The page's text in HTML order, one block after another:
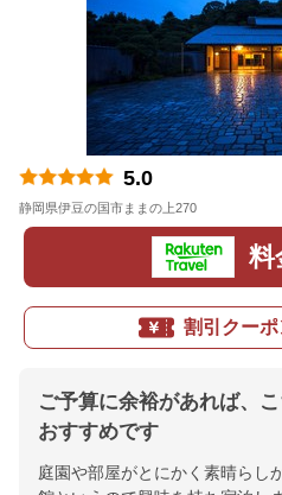
5.0
静岡県伊豆の国市ままの上270
料
割引クー
ご予算に余裕があれば、
おすすめです
庭園や部屋がとにかく素晴らし